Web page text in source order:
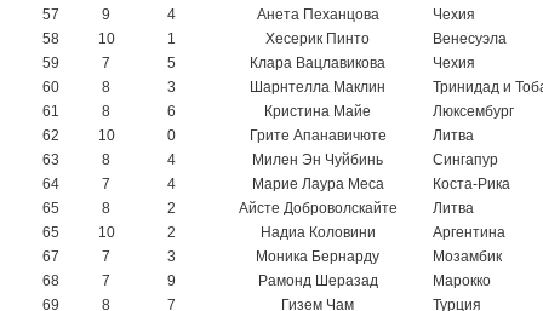
57
9 4 Анета Пеханцова
Чехия
58
10 1 Хесерик Пинто
Венесуэла
59
7 5 Клара Вацлавикова
Чехия
60
8 3 Шарнтелла Маклин
Тринидад и
61
8 6 Кристина Майе
Люксембург
62
10 0 Грите Апанавичюте
Литва
63
8 4 Милен Эн Чуйбинь
Сингапур
64
7 4 Марие Лаура Меса
Коста-Рика
65
8 2 Айсте Доброволскайте
Литва
65
10 2 Надиа Коловини
Аргентина
67
7 3 Моника Бернарду
Мозамбик
68
7 9 Рамонд Шеразад
Марокко
69
8 7 Гизем Чам Турция